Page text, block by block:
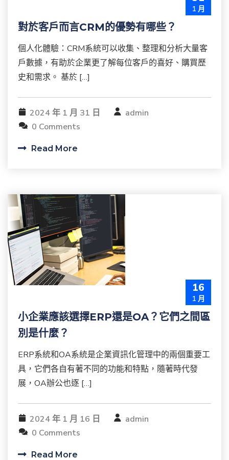
1 月
對於客戶而言CRM的優勢有哪些？
個人化體驗：CRM系統可以收集、整理和分析大量客
戶數據，有助於企業更了解每位客戶的喜好、購買歷
史和需求。 基於 […]
2024 年 1 月 31 日
admin
0 Comments
Read More
16
1 月
小企業應該選擇ERP還是OA？它們之間區
別是什麼？
ERP系統和OA系統是企業資訊化管理中的兩個重要工
具，它們各自有著不同的功能和特點，隨著時代發
展，OA辦公也逐 […]
2024 年 1 月 16 日
admin
0 Comments
Read More